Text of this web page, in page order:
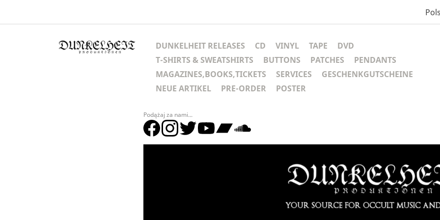
DUNKELHEIT RELEASES CD VINYL TAPE
DVD
T-SHIRTS & SWEATSHIRTS
BUTTONS PATCHES
PENDANTS
MAGAZINES,BOOKS,TICKETS
SERVICES
GESCHENKGUTSCHEINE
NEUE ARTIKEL
PRE-ORDER POSTER
Podążaj za nami...